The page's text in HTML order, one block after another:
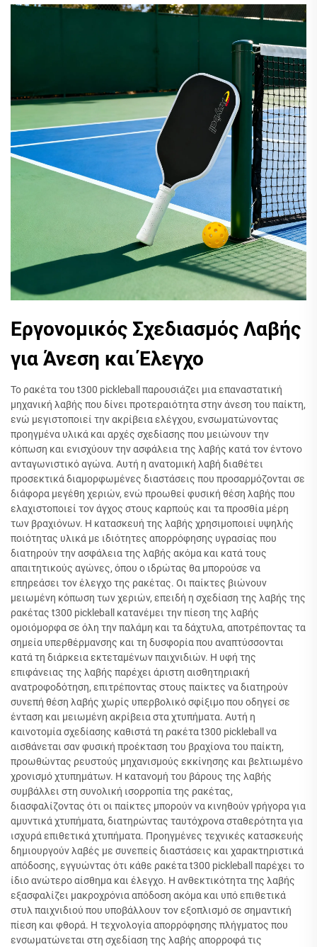
Εργονομικός Σχεδιασμός Λαβής
για Άνεση και Έλεγχο
Το ρακέτα του t300 pickleball παρουσιάζει μια επαναστατική
μηχανική λαβής που δίνει προτεραιότητα στην άνεση του παίκτη,
ενώ μεγιστοποιεί την ακρίβεια ελέγχου, ενσωματώνοντας
προηγμένα υλικά και αρχές σχεδίασης που μειώνουν την
κόπωση και ενισχύουν την ασφάλεια της λαβής κατά τον έντονο
ανταγωνιστικό αγώνα. Αυτή η ανατομική λαβή διαθέτει
προσεκτικά διαμορφωμένες διαστάσεις που προσαρμόζονται σε
διάφορα μεγέθη χεριών, ενώ προωθεί φυσική θέση λαβής που
ελαχιστοποιεί τον άγχος στους καρπούς και τα προσθία μέρη
των βραχιόνων. Η κατασκευή της λαβής χρησιμοποιεί υψηλής
ποιότητας υλικά με ιδιότητες απορρόφησης υγρασίας που
διατηρούν την ασφάλεια της λαβής ακόμα και κατά τους
απαιτητικούς αγώνες, όπου ο ιδρώτας θα μπορούσε να
επηρεάσει τον έλεγχο της ρακέτας. Οι παίκτες βιώνουν
μειωμένη κόπωση των χεριών, επειδή η σχεδίαση της λαβής της
ρακέτας t300 pickleball κατανέμει την πίεση της λαβής
ομοιόμορφα σε όλη την παλάμη και τα δάχτυλα, αποτρέποντας τα
σημεία υπερθέρμανσης και τη δυσφορία που αναπτύσσονται
κατά τη διάρκεια εκτεταμένων παιχνιδιών. Η υφή της
επιφάνειας της λαβής παρέχει άριστη αισθητηριακή
ανατροφοδότηση, επιτρέποντας στους παίκτες να διατηρούν
συνεπή θέση λαβής χωρίς υπερβολικό σφίξιμο που οδηγεί σε
ένταση και μειωμένη ακρίβεια στα χτυπήματα. Αυτή η
καινοτομία σχεδίασης καθιστά τη ρακέτα t300 pickleball να
αισθάνεται σαν φυσική προέκταση του βραχίονα του παίκτη,
προωθώντας ρευστούς μηχανισμούς εκκίνησης και βελτιωμένο
χρονισμό χτυπημάτων. Η κατανομή του βάρους της λαβής
συμβάλλει στη συνολική ισορροπία της ρακέτας,
διασφαλίζοντας ότι οι παίκτες μπορούν να κινηθούν γρήγορα για
αμυντικά χτυπήματα, διατηρώντας ταυτόχρονα σταθερότητα για
ισχυρά επιθετικά χτυπήματα. Προηγμένες τεχνικές κατασκευής
δημιουργούν λαβές με συνεπείς διαστάσεις και χαρακτηριστικά
απόδοσης, εγγυώντας ότι κάθε ρακέτα t300 pickleball παρέχει το
ίδιο ανώτερο αίσθημα και έλεγχο. Η ανθεκτικότητα της λαβής
εξασφαλίζει μακροχρόνια απόδοση ακόμα και υπό επιθετικά
στυλ παιχνιδιού που υποβάλλουν τον εξοπλισμό σε σημαντική
πίεση και φθορά. Η τεχνολογία απορρόφησης πλήγματος που
ενσωματώνεται στη σχεδίαση της λαβής απορροφά τις